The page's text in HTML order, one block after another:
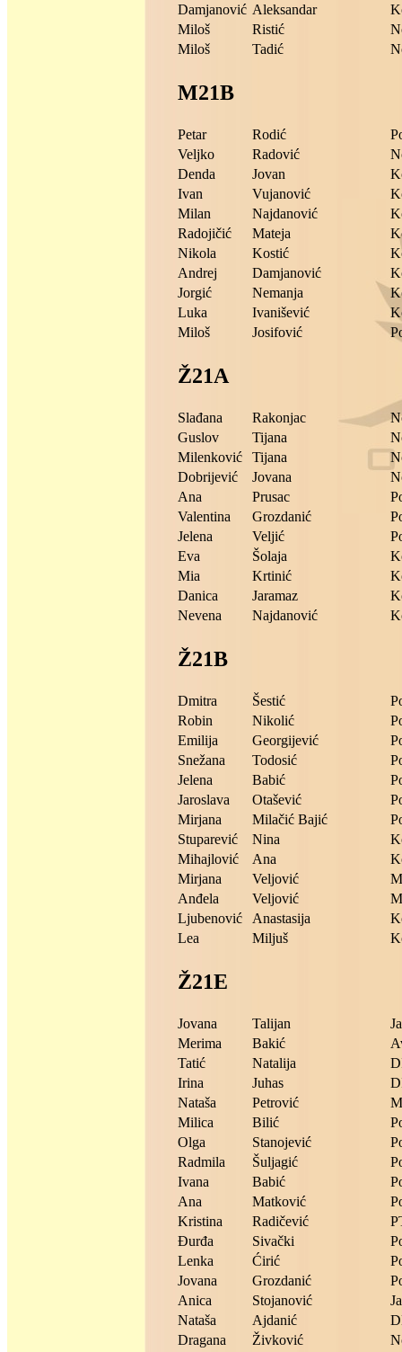
Damjanović Aleksandar
Miloš
Ristić
Miloš
Tadić
M21B
Petar Rodić
Veljko
Radović
Denda
Jovan
Ivan
Vujanović
Milan
Najdanović
Radojičić
Mateja
Nikola
Kostić
Andrej
Damjanović
Jorgić
Nemanja
Luka
Ivanišević
Miloš
Josifović
Ž21A
Slađana Rakonjac
Guslov
Tijana
Milenković
Tijana
Dobrijević
Jovana
Ana
Prusac
Valentina
Grozdanić
Jelena
Veljić
Eva
Šolaja
Mia
Krtinić
Danica
Jaramaz
Nevena
Najdanović
Ž21B
Dmitra Šestić
Robin
Nikolić
Emilija
Georgijević
Snežana
Todosić
Jelena
Babić
Jaroslava
Otašević
Mirjana
Milačić Bajić
Stuparević
Nina
Mihajlović
Ana
Mirjana
Veljović
Anđela
Veljović
Ljubenović
Anastasija
Lea
Miljuš
Ž21E
Jovana Talijan
Merima
Bakić
Tatić
Natalija
Irina
Juhas
Nataša
Petrović
Milica
Bilić
Olga
Stanojević
Radmila
Šuljagić
Ivana
Babić
Ana
Matković
Kristina
Radičević
Đurđa
Sivački
Lenka
Ćirić
Jovana
Grozdanić
Anica
Stojanović
Nataša
Ajdanić
Dragana
Živković